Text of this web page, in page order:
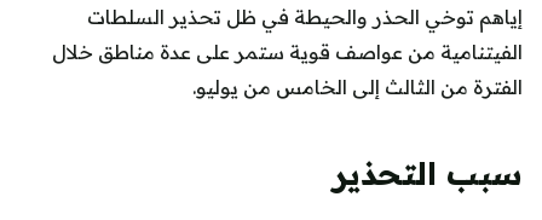
إياهم توخي الحذر والحيطة في ظل تحذير السلطات
الفيتنامية من عواصف قوية ستمر على عدة مناطق خلال
الفترة من الثالث إلى الخامس من يوليو.
سبب التحذير